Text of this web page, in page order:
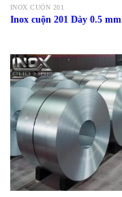
INOX CUỘN 201
Inox cuộn 201 Dày 0.5 mm